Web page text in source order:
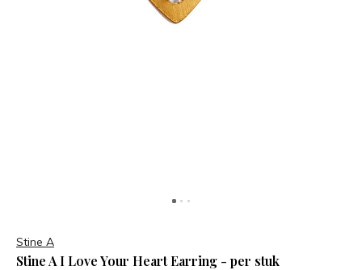
Stine A
Stine A I Love Your Heart Earring - per stuk